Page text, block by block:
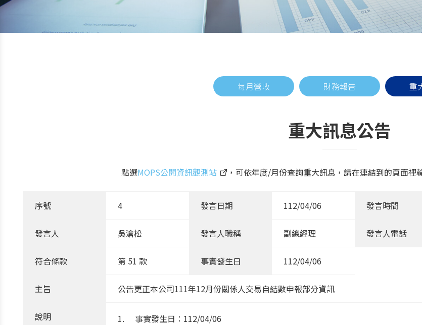
每月營收 財務報告 重
重大訊息公告
點選MOPS公開資訊觀測站 ，可依年度/月份查詢重大訊息，請在連結到的頁面裡
序號 4 發言日期 112/04/06 發言時間
發言人 吳滄松 發言人職稱 副總經理 發言人電話
符合條款 第 51 款 事實發生日 112/04/06
主旨 公告更正本公司111年12月份關係人交易自結數申報部分資訊
說明
事實發生日：112/04/06